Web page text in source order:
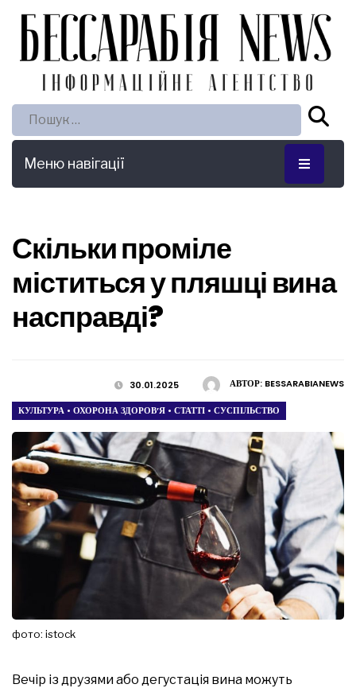
Пошук:
Меню навігації
Скільки проміле
міститься у пляшці вина
насправді?
АВТОР: BESSARABIANEWS
30.01.2025
КУЛЬТУРА • ОХОРОНА ЗДОРОВ’Я • СТАТТІ • СУСПІЛЬСТВО
фото: istock
Вечір із друзями або дегустація вина можуть